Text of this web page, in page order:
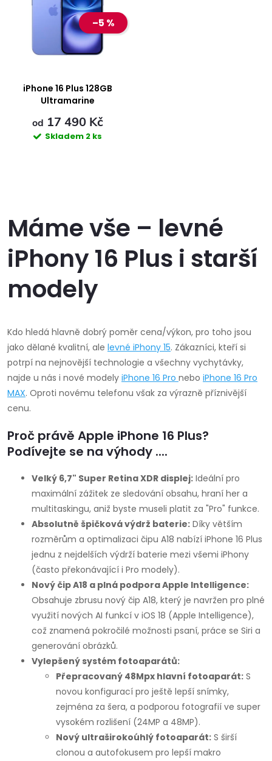
u
k
t
u
k
t
ů
–5 %
iPhone 16 Plus 128GB
Ultramarine
od 17 490 Kč
Skladem 2 ks
v
l
á
d
a
c
í
p
r
v
Máme vše – levné
iPhony 16 Plus i starší
modely
Kdo hledá hlavně dobrý poměr cena/výkon, pro toho jsou
jako dělané kvalitní, ale levné iPhony 15. Zákazníci, kteří si
potrpí na nejnovější technologie a všechny vychytávky,
najde u nás i nové modely iPhone 16 Pro nebo iPhone 16 Pro
MAX. Oproti novému telefonu však za výrazně příznivější
cenu.
Proč právě Apple iPhone 16 Plus?
Podívejte se na výhody ....
Velký 6,7" Super Retina XDR displej: Ideální pro
maximální zážitek ze sledování obsahu, hraní her a
multitaskingu, aniž byste museli platit za "Pro" funkce.
Absolutně špičková výdrž baterie: Díky větším
rozměrům a optimalizaci čipu A18 nabízí iPhone 16 Plus
jednu z nejdelších výdrží baterie mezi všemi iPhony
(často překonávající i Pro modely).
Nový čip A18 a plná podpora Apple Intelligence:
Obsahuje zbrusu nový čip A18, který je navržen pro plné
využití nových AI funkcí v iOS 18 (Apple Intelligence),
což znamená pokročilé možnosti psaní, práce se Siri a
generování obrázků.
Vylepšený systém fotoaparátů:
Přepracovaný 48Mpx hlavní fotoaparát: S
novou konfigurací pro ještě lepší snímky,
zejména za šera, a podporou fotografií ve super
vysokém rozlišení (24MP a 48MP).
Nový ultraširokoúhlý fotoaparát: S širší
clonou a autofokusem pro lepší makro